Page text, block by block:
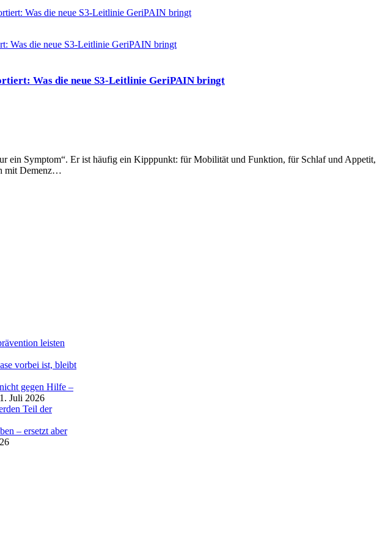
Was die neue S3-Leitlinie GeriPAIN bringt
Was die neue S3-Leitlinie GeriPAIN bringt
ein Symptom“. Er ist häufig ein Kipppunkt: für Mobilität und Funktion, für Schlaf und
mit Demenz…
leisten
vorbei ist, bleibt
gegen Hilfe –
1. Juli 2026
Teil der
– ersetzt aber